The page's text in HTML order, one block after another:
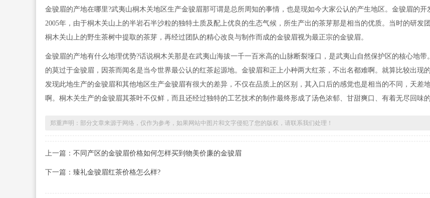
金骏眉的产地在哪里?武夷山桐木关地区生产金骏眉那可谓是总所周知的事情，也是现如今大家公认的产生地区。金骏眉的开
2005年，由于桐木关山上的半岩石半沙粒的独特土质及配上优良的生态气候，所生产出的茶芽那是相当的优质。当时的研发
桐木关山上的野生茶树中提取的茶芽，再经过团队的精心改良与制作而成的金骏眉视为最正宗的金骏眉。
金骏眉的产地有什么地理优势?话说桐木关那是在武夷山海拔一千一百米高的山脉断裂垭口，是武夷山自然保护区的核心地带
的莫过于金骏眉，因茶而闻名是当今世界最公认的红茶起源地。金骏眉和正上小种两大红茶，不出名都难啊。就算比较出现
发现此地生产的金骏眉和其他地区生产金骏眉有很大的差异，不仅在品质上的区别，其入口后的感觉也是相当的不同，天差
啊。桐木关生产的金骏眉其茶叶不仅鲜，而且还经过独特的工艺技术的制作最终形成了汤色浓郁、甘甜爽口、有着无尽回味的
郑重声明：部分文章来源于网络，仅作为参考，如果网站中图片和文字侵犯了您的版权，请联系我们处理！
上一篇： 不同产区的金骏眉价格如何怎样买到物美价廉的金骏眉
下一篇： 臻礼金骏眉红茶价格怎么样?